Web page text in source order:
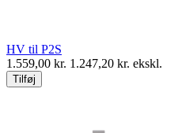
HV til P2S
1.559,00 kr. 1.247,20 kr. ekskl.
Tilføj